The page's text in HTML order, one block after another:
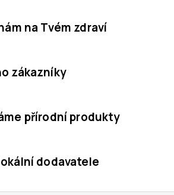
í
p
v
v
i
na Tvém zdraví
zákazníky
přírodní produkty
dodavatele